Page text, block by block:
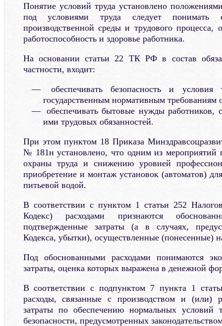
Понятие условий труда установлено
под условиями труда следует понимать
производственной среды и трудового
работоспособность и здоровье работника.
На основании статьи 22 ТК РФ в состав
частности, входит:
обеспечивать безопасность и условия
государственным нормативным требованиям
обеспечивать бытовые нужды работников,
ими трудовых обязанностей.
При этом пунктом 18 Приказа
№ 181н установлено, что одним из
охраны труда и снижению уровней
приобретение и монтаж установок (автоматов)
питьевой водой.
В соответствии с пунктом 1 статьи 252
Кодекс) расходами признаются
подтвержденные затраты (а в случаях,
Кодекса, убытки), осуществленные (понесенные)
Под обоснованными расходами понимаются
затраты, оценка которых выражена в денежной
В соответствии с подпунктом 7 пункта 1
расходы, связанные с производством и (или)
затраты по обеспечению нормальных
безопасности, предусмотренных